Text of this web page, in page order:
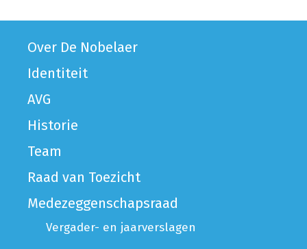
Over De Nobelaer
Identiteit
AVG
Historie
Team
Raad van Toezicht
Medezeggenschapsraad
Vergader- en jaarverslagen